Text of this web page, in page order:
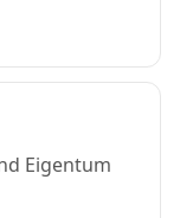
Eigentum